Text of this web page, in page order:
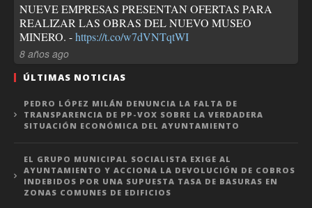
NUEVE EMPRESAS PRESENTAN OFERTAS PARA
REALIZAR LAS OBRAS DEL NUEVO MUSEO
MINERO. -https://t.co/w7dVNTqtWI
8 años ago
ÚLTIMAS NOTICIAS
PEDRO LÓPEZ MILÁN DENUNCIA LA FALTA DE
TRANSPARENCIA DE PP-VOX SOBRE LA VERDADERA
SITUACIÓN ECONÓMICA DEL AYUNTAMIENTO
EL GRUPO MUNICIPAL SOCIALISTA EXIGE AL
AYUNTAMIENTO Y ACCIONA LA DEVOLUCIÓN DE COBROS
INDEBIDOS POR UNA SUPUESTA TASA DE BASURAS EN
ZONAS COMUNES DE EDIFICIOS